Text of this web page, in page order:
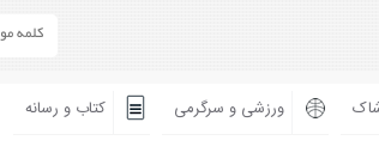
ورزشی و سرگرمی کتاب و رسانه